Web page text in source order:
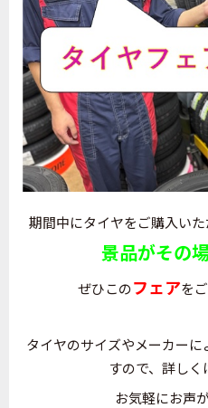
期間中にタイヤをご購入い
景品がその
ぜひこのフェアを
タイヤのサイズやメーカー
すので、詳し
お気軽にお声